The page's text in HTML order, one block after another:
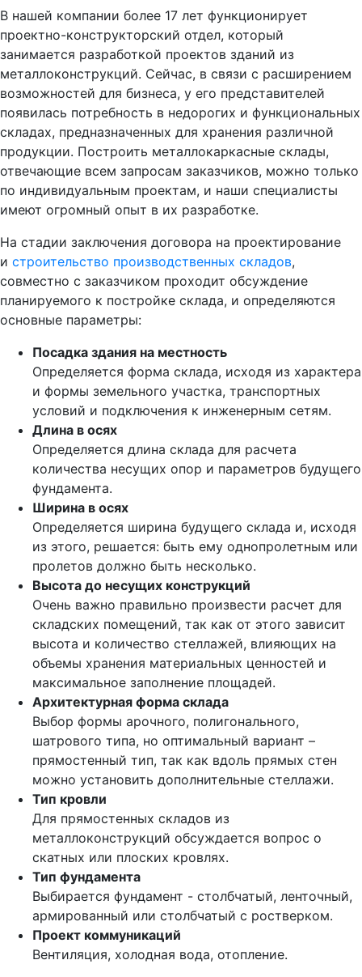
В нашей компании более 17 лет функционирует
проектно-конструкторский отдел, который
занимается разработкой проектов зданий из
металлоконструкций. Сейчас, в связи с расширением
возможностей для бизнеса, у его представителей
появилась потребность в недорогих и функциональных
складах, предназначенных для хранения различной
продукции. Построить металлокаркасные склады,
отвечающие всем запросам заказчиков, можно только
по индивидуальным проектам, и наши специалисты
имеют огромный опыт в их разработке.
На стадии заключения договора на проектирование
и строительство производственных складов,
совместно с заказчиком проходит обсуждение
планируемого к постройке склада, и определяются
основные параметры:
Посадка здания на местность
Определяется форма склада, исходя из характера
и формы земельного участка, транспортных
условий и подключения к инженерным сетям.
Длина в осях
Определяется длина склада для расчета
количества несущих опор и параметров будущего
фундамента.
Ширина в осях
Определяется ширина будущего склада и, исходя
из этого, решается: быть ему однопролетным или
пролетов должно быть несколько.
Высота до несущих конструкций
Очень важно правильно произвести расчет для
складских помещений, так как от этого зависит
высота и количество стеллажей, влияющих на
объемы хранения материальных ценностей и
максимальное заполнение площадей.
Архитектурная форма склада
Выбор формы арочного, полигонального,
шатрового типа, но оптимальный вариант –
прямостенный тип, так как вдоль прямых стен
можно установить дополнительные стеллажи.
Тип кровли
Для прямостенных складов из
металлоконструкций обсуждается вопрос о
скатных или плоских кровлях.
Тип фундамента
Выбирается фундамент - столбчатый, ленточный,
армированный или столбчатый с ростверком.
Проект коммуникаций
Вентиляция, холодная вода, отопление.